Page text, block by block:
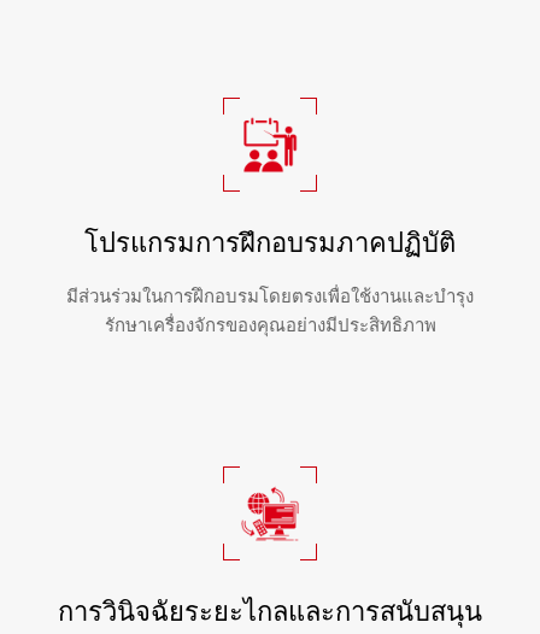
โปรแกรมการฝึกอบรมภาคปฏิบัติ
มีส่วนร่วมในการฝึกอบรมโดยตรงเพื่อใช้งานและบำรุง
รักษาเครื่องจักรของคุณอย่างมีประสิทธิภาพ
การวินิจฉัยระยะไกลและการสนับสนุน